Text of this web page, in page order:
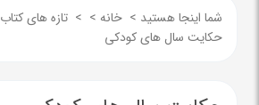
شما اینجا هستید > خانه >
> تازه های کتاب
حکایت سال های کودکی